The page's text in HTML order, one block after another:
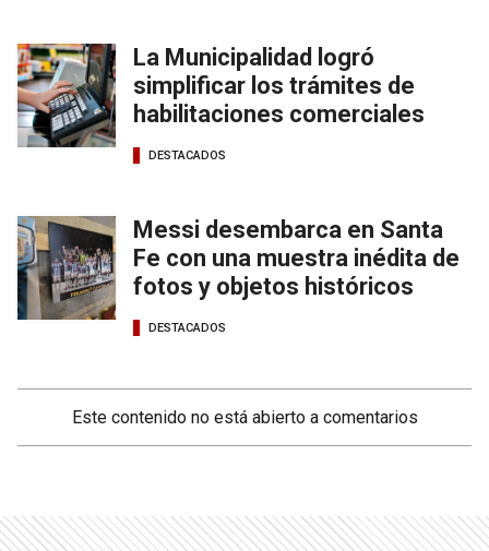
La Municipalidad logró
simplificar los trámites de
habilitaciones comerciales
DESTACADOS
Messi desembarca en Santa
Fe con una muestra inédita de
fotos y objetos históricos
DESTACADOS
Este contenido no está abierto a comentarios